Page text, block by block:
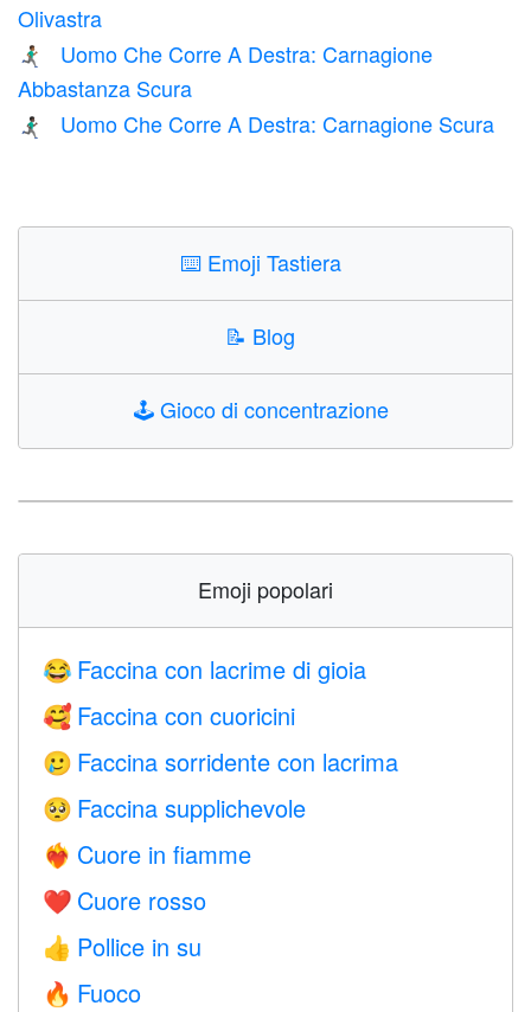
Olivastra
🏃🏾‍♂️‍➡️
Uomo Che Corre A Destra: Carnagione
Abbastanza Scura
🏃🏿‍♂️‍➡️ Uomo Che Corre A Destra: Carnagione Scura
⌨️ Emoji Tastiera
📝 Blog
🕹️Gioco di concentrazione
Emoji popolari
😂 Faccina con lacrime di gioia
🥰 Faccina con cuoricini
🥲 Faccina sorridente con lacrima
🥺 Faccina supplichevole
❤️‍🔥 Cuore in fiamme
❤️ Cuore rosso
👍 Pollice in su
🔥 Fuoco